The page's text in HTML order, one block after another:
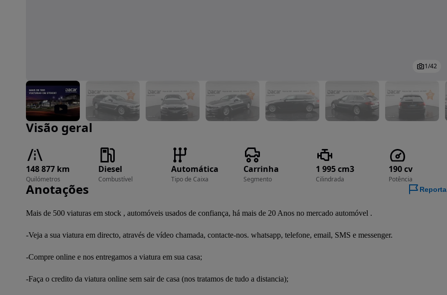
Imagem 1 de 42
1/42
Visão geral
148 877 km
Quilómetros
Diesel
Combustível
Automática
Tipo de Caixa
Carrinha
Segmento
1 995 cm3
Cilindrada
190 cv
Potência
Anotações
Mais de 500 viaturas em stock , automóveis usados de confiança, há mais de 20 Anos no mercado automóvel .
-Veja a sua viatura em directo, através de vídeo chamada, contacte-nos. whatsapp, telefone, email, SMS e messenger.
-Compre online e nos entregamos a viatura em sua casa;
-Faça o credito da viatura online sem sair de casa (nos tratamos de tudo a distancia);